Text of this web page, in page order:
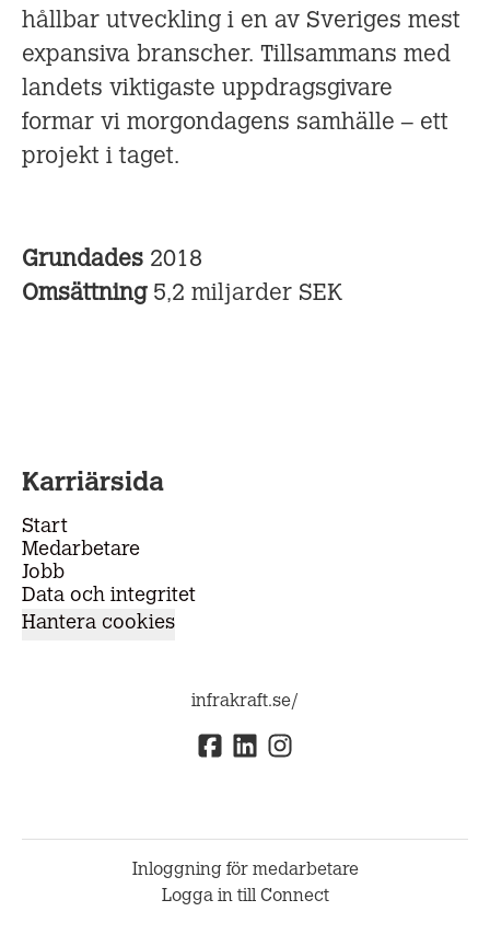
hållbar utveckling i en av Sveriges mest
expansiva branscher. Tillsammans med
landets viktigaste uppdragsgivare
formar vi morgondagens samhälle – ett
projekt i taget.
Grundades 2018
Omsättning 5,2 miljarder SEK
Karriärsida
Start
Medarbetare
Jobb
Data och integritet
Hantera cookies
infrakraft.se/
Inloggning för medarbetare
Logga in till Connect